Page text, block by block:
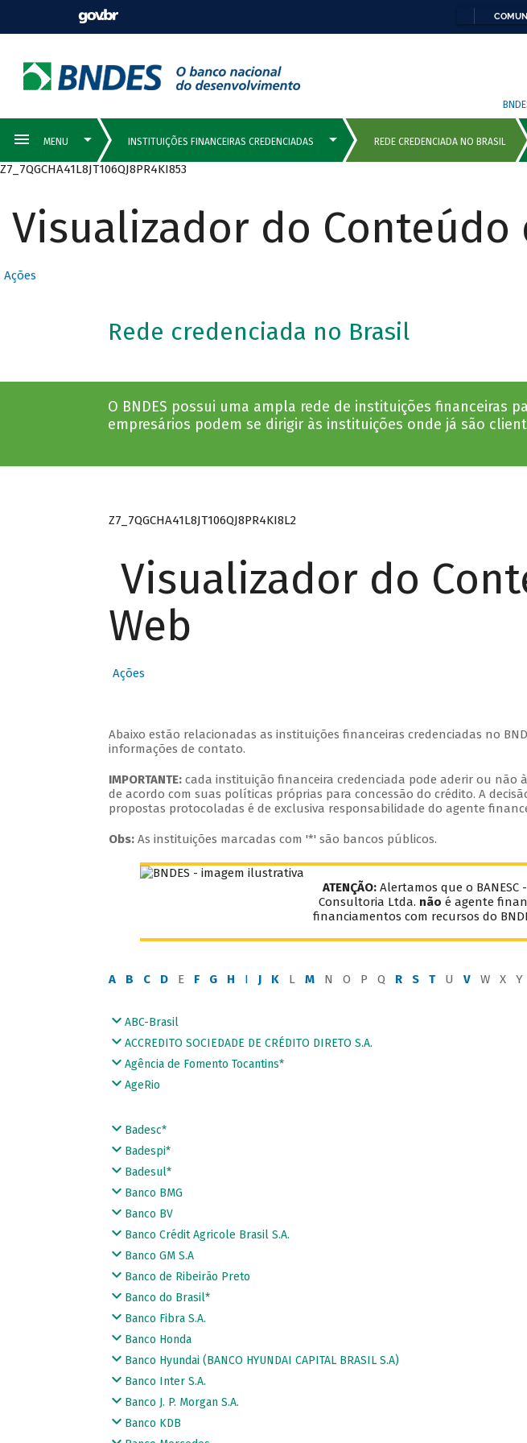
Z7_7QGCHA41L8JT106QJ8PR4KI853
Visualizador do Conteúdo
Ações
Rede credenciada no Brasil
O BNDES possui uma ampla rede de instituições financeiras
empresários podem se dirigir às instituições onde já são
Z7_7QGCHA41L8JT106QJ8PR4KI8L2
Visualizador do
Web
Ações
Abaixo estão relacionadas as instituições financeiras credenciadas no
informações de contato.
IMPORTANTE: cada instituição financeira credenciada pode aderir ou não
de acordo com suas políticas próprias para concessão do crédito. A
propostas protocoladas é de exclusiva responsabilidade do agente
Obs: As instituições marcadas com '*' são bancos públicos.
ATENÇÃO: Alertamos que o BANESC
Consultoria Ltda. não é agente
financiamentos com recursos do
A B C DE F G H I J KL MN O P Q R S TU VW X Y
ABC-Brasil
ACCREDITO SOCIEDADE DE CRÉDITO DIRETO S.A.
Agência de Fomento Tocantins*
AgeRio
Badesc*
Badespi*
Badesul*
Banco BMG
Banco BV
Banco Crédit Agricole Brasil S.A.
Banco GM S.A
Banco de Ribeirão Preto
Banco do Brasil*
Banco Fibra S.A.
Banco Honda
Banco Hyundai (BANCO HYUNDAI CAPITAL BRASIL S.A)
Banco Inter S.A.
Banco J. P. Morgan S.A.
Banco KDB